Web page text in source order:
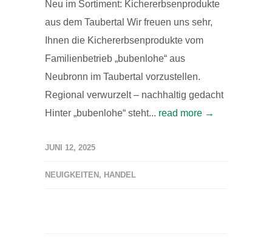
Neu im Sortiment: Kichererbsenprodukte
aus dem Taubertal Wir freuen uns sehr,
Ihnen die Kichererbsenprodukte vom
Familienbetrieb „bubenlohe“ aus
Neubronn im Taubertal vorzustellen.
Regional verwurzelt – nachhaltig gedacht
Hinter „bubenlohe“ steht... read more →
JUNI 12, 2025
NEUIGKEITEN , HANDEL